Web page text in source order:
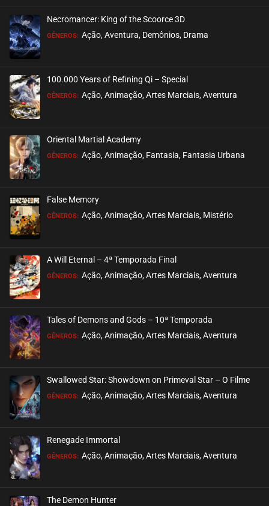
Necromancer: King of the Scoorce 3D
GÊNEROS: Ação, Aventura, Demônios, Drama
100.000 Years of Refining Qi – Special
GÊNEROS: Ação, Animação, Artes Marciais, Aventura
Oriental Martial Academy
GÊNEROS: Ação, Animação, Fantasia, Fantasia Urbana
False Memory
GÊNEROS: Ação, Animação, Artes Marciais, Mistério
A Will Eternal – 4ª Temporada Final
GÊNEROS: Ação, Animação, Artes Marciais, Aventura
Tales of Demons and Gods – 10ª Temporada
GÊNEROS: Ação, Animação, Artes Marciais, Aventura
Swallowed Star: Showdown on Primeval Star – O Filme
GÊNEROS: Ação, Animação, Artes Marciais, Aventura
Renegade Immortal
GÊNEROS: Ação, Animação, Artes Marciais, Aventura
The Demon Hunter